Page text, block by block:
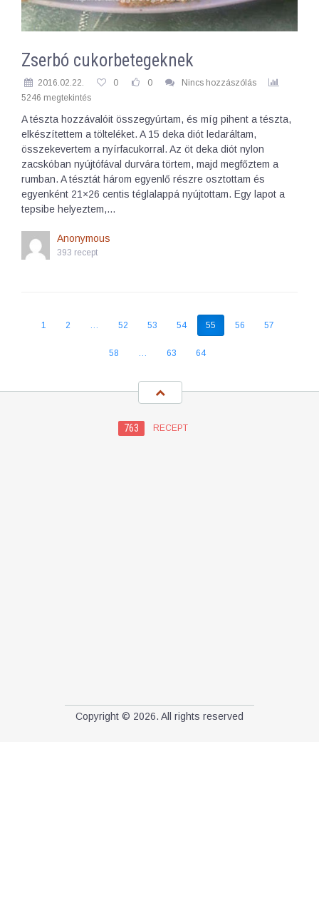
Zserbó cukorbetegeknek
2016.02.22. 0 0
Nincs hozzászólás
5246 megtekintés
A tészta hozzávalóit összegyúrtam, és míg pihent a tészta,
elkészítettem a tölteléket. A 15 deka diót ledaráltam,
összekevertem a nyírfacukorral. Az öt deka diót nylon
zacskóban nyújtófával durvára törtem, majd megfőztem a
rumban. A tésztát három egyenlő részre osztottam és
egyenként 21×26 centis téglalappá nyújtottam. Egy lapot a
tepsibe helyeztem,…
Anonymous
393 recept
1 2 … 52 53 54 55 56 57
58 … 63 64
763 RECEPT
Copyright © 2026. All rights reserved